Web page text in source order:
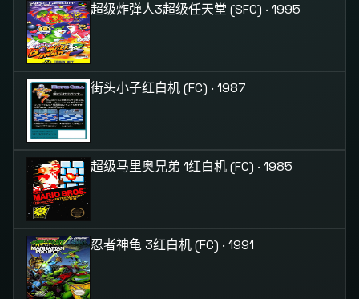
超级炸弹人3超级任天堂 (SFC) · 1995
街头小子红白机 (FC) · 1987
超级马里奥兄弟 1红白机 (FC) · 1985
忍者神龟 3红白机 (FC) · 1991